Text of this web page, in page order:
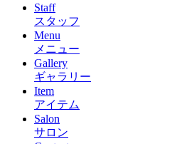
Staff
スタッフ
Menu
メニュー
Gallery
ギャラリー
Item
アイテム
Salon
サロン